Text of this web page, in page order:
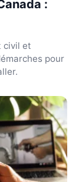
:
civil et
pour